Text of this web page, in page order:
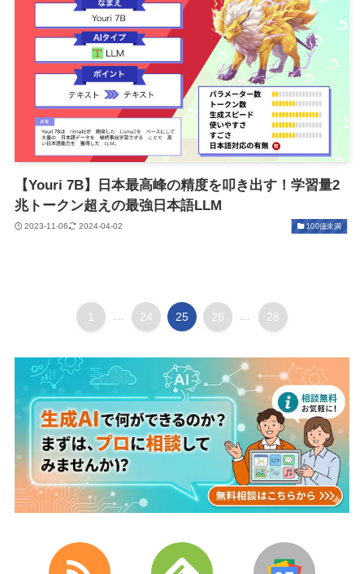
【Youri 7B】日本最高峰の精度を叩き出す！学習量2
兆トークン超えの最強日本語LLM
2023-11-06 2024-04-02 100億未満
1 ... 24 25 26 ... 28